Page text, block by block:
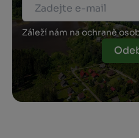
Záleží nám na ochraně